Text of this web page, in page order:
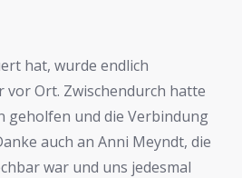
hat, wurde endlich
vor Ort. Zwischendurch hatte
geholfen und die Verbindung
auch an Anni Meyndt, die
war und uns jedesmal